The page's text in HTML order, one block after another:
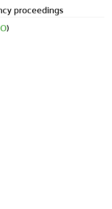
proceedings
)